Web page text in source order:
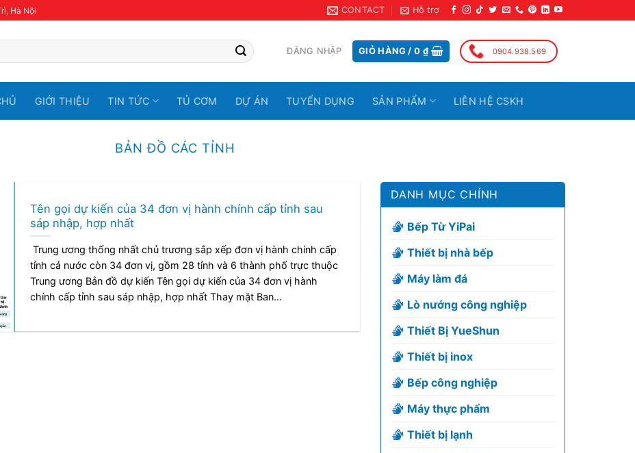
Hà Nội CONTACT Hỗ trợ
ĐĂNG NHẬP GIỎ HÀNG /0 ₫ 0904.938.569
GIỚI THIỆU TIN TỨC TỦ CƠM DỰ ÁN TUYỂN DỤNG SẢN PHẨM LIÊN HỆ CSKH
BẢN ĐỒ CÁC TỈNH
Tên gọi dự kiến của 34 đơn vị hành chính cấp tỉnh sau
sáp nhập, hợp nhất
Trung ương thống nhất chủ trương sắp xếp đơn vị hành chính cấp
tỉnh cả nước còn 34 đơn vị, gồm 28 tỉnh và 6 thành phố trực thuộc
Trung ương Bản đồ dự kiến Tên gọi dự kiến của 34 đơn vị hành
chính cấp tỉnh sau sáp nhập, hợp nhất Thay mặt Ban...
DANH MỤC CHÍNH
Bếp Từ YiPai
Thiết bị nhà bếp
Máy làm đá
Lò nướng công nghiệp
Thiết Bị YueShun
Thiết bị inox
Bếp công nghiệp
Máy thực phẩm
Thiết bị lạnh